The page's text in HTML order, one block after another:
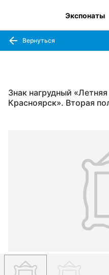
Экспонаты
Вернуться
Знак нагрудный
Красноярск». Вторая